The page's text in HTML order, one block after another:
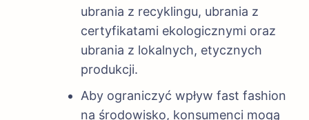
ubrania z recyklingu, ubrania z
certyfikatami ekologicznymi oraz
ubrania z lokalnych, etycznych
produkcji.
Aby ograniczyć wpływ fast fashion
na środowisko, konsumenci mogą